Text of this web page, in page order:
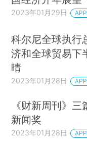
2023年01月29日
科尔尼全球执行
济和全球贸易下
晴
2023年01月28日
《财新周刊》
新闻奖
2023年01月28日